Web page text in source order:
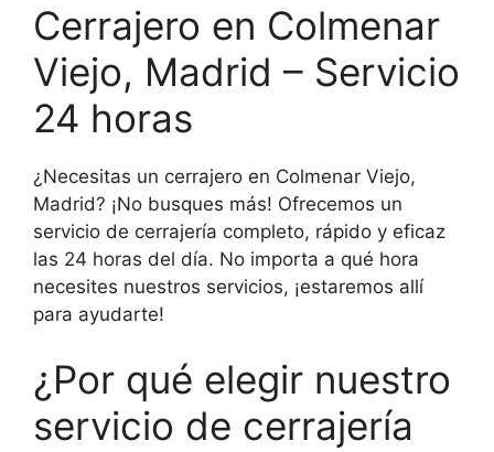
Cerrajero en Colmenar
Viejo, Madrid – Servicio
24 horas
¿Necesitas un cerrajero en Colmenar Viejo,
Madrid? ¡No busques más! Ofrecemos un
servicio de cerrajería completo, rápido y eficaz
las 24 horas del día. No importa a qué hora
necesites nuestros servicios, ¡estaremos allí
para ayudarte!
¿Por qué elegir nuestro
servicio de cerrajería